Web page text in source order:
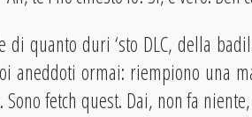
di quanto duri ‘sto DLC, della
aneddoti ormai: riempiono una
fetch quest. Dai, non fa